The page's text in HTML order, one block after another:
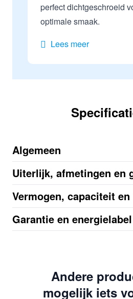
perfect dichtgeschroeid
optimale smaak.
Lees meer
Algemeen
Uiterlijk, afmetingen en
Vermogen, capaciteit
Garantie en energielabel
Andere
mogelijk iets